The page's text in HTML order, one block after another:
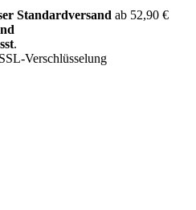
Standardversand ab 52,90 €
.
Verschlüsselung